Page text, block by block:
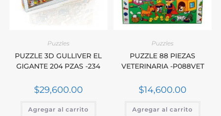
Puzzles
PUZZLE 3D GULLIVER EL
GIGANTE 204 PZAS -234
$29,600.00
Agregar al carrito
Puzzles
PUZZLE 88 PIEZAS
VETERINARIA -P088VET
$14,600.00
Agregar al carrito